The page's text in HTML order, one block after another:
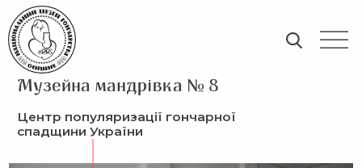
Музейна мандрівка № 8
Центр популяризації гончарної
спадщини України